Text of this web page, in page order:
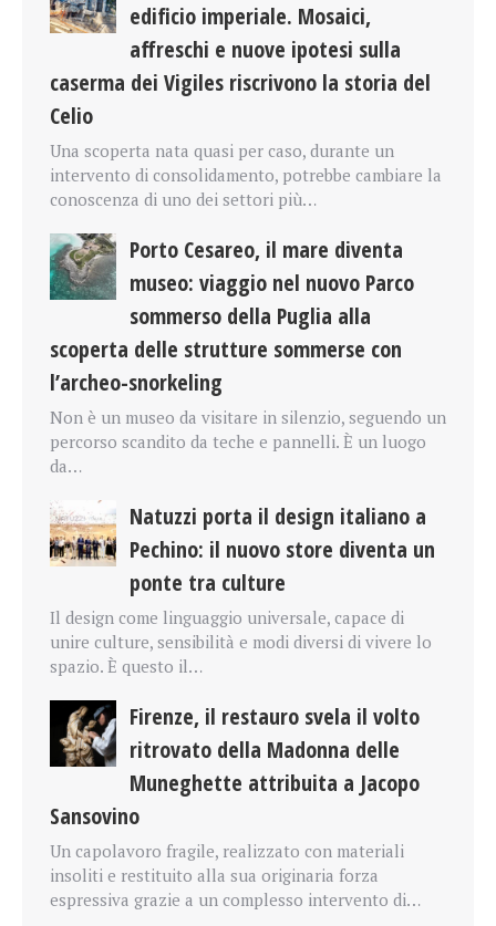
edificio imperiale. Mosaici,
affreschi e nuove ipotesi sulla
caserma dei Vigiles riscrivono la storia del
Celio
Una scoperta nata quasi per caso, durante un
intervento di consolidamento, potrebbe cambiare la
conoscenza di uno dei settori più…
Porto Cesareo, il mare diventa
museo: viaggio nel nuovo Parco
sommerso della Puglia alla
scoperta delle strutture sommerse con
l’archeo-snorkeling
Non è un museo da visitare in silenzio, seguendo un
percorso scandito da teche e pannelli. È un luogo
da…
Natuzzi porta il design italiano a
Pechino: il nuovo store diventa un
ponte tra culture
Il design come linguaggio universale, capace di
unire culture, sensibilità e modi diversi di vivere lo
spazio. È questo il…
Firenze, il restauro svela il volto
ritrovato della Madonna delle
Muneghette attribuita a Jacopo
Sansovino
Un capolavoro fragile, realizzato con materiali
insoliti e restituito alla sua originaria forza
espressiva grazie a un complesso intervento di…